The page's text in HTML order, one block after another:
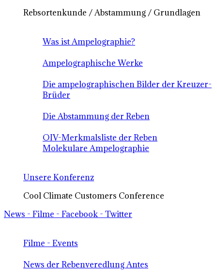
Rebsortenkunde / Abstammung / Grundlagen
Was ist Ampelographie?
Ampelographische Werke
Die ampelographischen Bilder der Kreuzer-
Brüder
Die Abstammung der Reben
OIV-Merkmalsliste der Reben
Molekulare Ampelographie
Unsere Konferenz
Cool Climate Customers Conference
News - Filme - Facebook - Twitter
Filme - Events
News der Rebenveredlung Antes